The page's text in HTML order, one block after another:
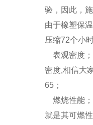
验，因此，
由于橡塑保
压缩72个小
表观密度；
密度,相信大
65；
燃烧性能；
就是其可燃